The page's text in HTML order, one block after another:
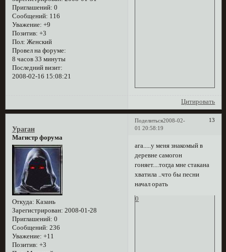
Приглашений: 0
Сообщений: 116
Уважение: +9
Позитив: +3
Пол: Женский
Провел на форуме:
8 часов 33 минуты
Последний визит:
2008-02-16 15:08:21
Цитировать
Поделиться 13
2008-02-
01 20:58:19
Ураган
Магистр форума
Откуда: Казань
Зарегистрирован: 2008-01-28
Приглашений: 0
Сообщений: 236
Уважение: +11
Позитив: +3
ага.....у меня знакомый в
деревне самогон
гоняет....тогда мне стакана
хватила ..что бы песни
начал орать
0